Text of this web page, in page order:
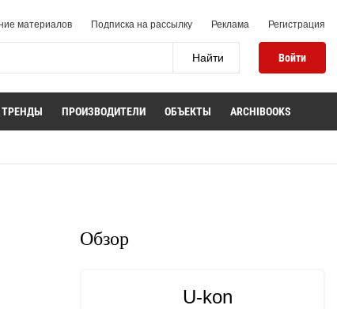
материалов Подписка на рассылку Реклама Регистрация
Войти
ТРЕНДЫ ПРОИЗВОДИТЕЛИ ОБЪЕКТЫ ARCHIBOOKS
Обзор
U-kon